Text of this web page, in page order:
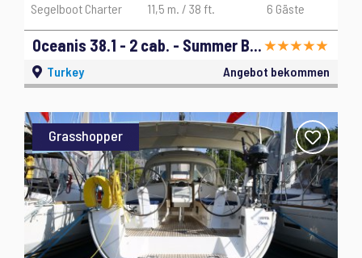
Oceanis 38.1 - 2 cab. - Summer Breeze 1 - 2019
Segelboot Charter 11,5 m. / 38 ft. 6 Gäste
Turkey Angebot bekommen
Grasshopper